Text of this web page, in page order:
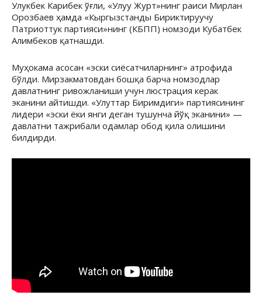
Улукбек Карибек ўғли, «Улуу Журт»нинг раиси Мирлан
Орозбаев ҳамда «Кыргызстанды Бириктируучу
Патриоттук партияси»нинг (КБПП) номзоди Кубатбек
Алимбеков қатнашди.
Муҳокама асосан «эски сиёсатчиларнинг» атрофида
бўлди. Мирзакматовдан бошқа барча номзодлар
давлатнинг ривожланиши учун люстрация керак
эканини айтишди. «Улуттар Биримдиги» партиясининг
лидери «эски ёки янги деган тушунча йўқ эканини» —
давлатни тажрибали одамлар обод қила олишини
билдирди.